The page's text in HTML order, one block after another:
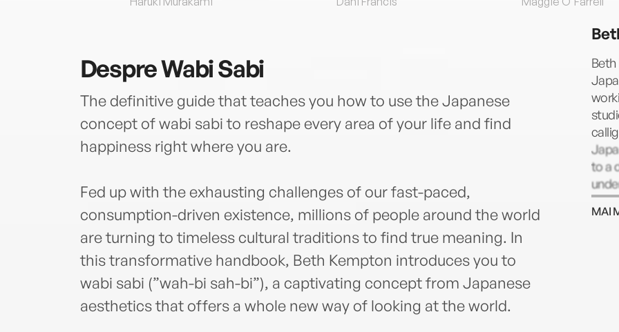
DespreWabi Sabi
The definitive guide that teaches you how to use the Japanese
concept of wabi sabi to reshape every area of your life and find
happiness right where you are.
Fed up with the exhausting challenges of our fast-paced,
consumption-driven existence, millions of people around the world
are turning to timeless cultural traditions to find true meaning. In
this transformative handbook, Beth Kempton introduces you to
wabi sabi (”wah-bi sah-bi”), a captivating concept from Japanese
aesthetics that offers a whole new way of looking at the world.
to a
As
has
MAI